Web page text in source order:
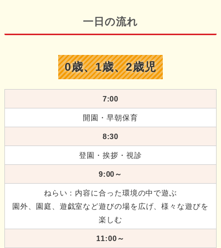
各種料金/園概要
ご意見・お問い合わせ
一日の流れ
0歳、1歳、2歳児
7:00
開園・早朝保育
8:30
登園・挨拶・視診
9:00～
ねらい：内容に合った環境の中で遊ぶ
園外、園庭、遊戯室など遊びの場を広げ、様々な遊びを
楽しむ
11:00～